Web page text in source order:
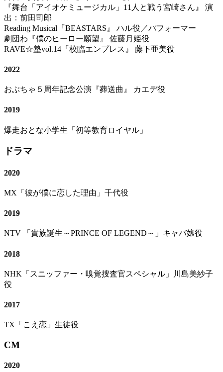
『舞台「アイオケミュージカル」11人と戦う宮崎さん』 演
出：前田司郎
Reading Musical『BEASTARS』 ハル役／パフォーマー
劇団わ『僕のヒーロー願望』 佐藤月姫役
RAVE☆塾vol.14『校臨エンプレス』 藤下亜美役
2022
おぶちゃ５周年記念公演『葬送曲』 カエデ役
2019
爆走おとな小学生「初等教育ロイヤル」
ドラマ
2020
MX「彼が僕に恋した理由」千代役
2019
NTV 「貴族誕生～PRINCE OF LEGEND～」キャバ嬢役
2018
NHK「スニッファー・嗅覚捜査官スペシャル」川島美紗子
役
2017
TX「こえ恋」生徒役
CM
2020